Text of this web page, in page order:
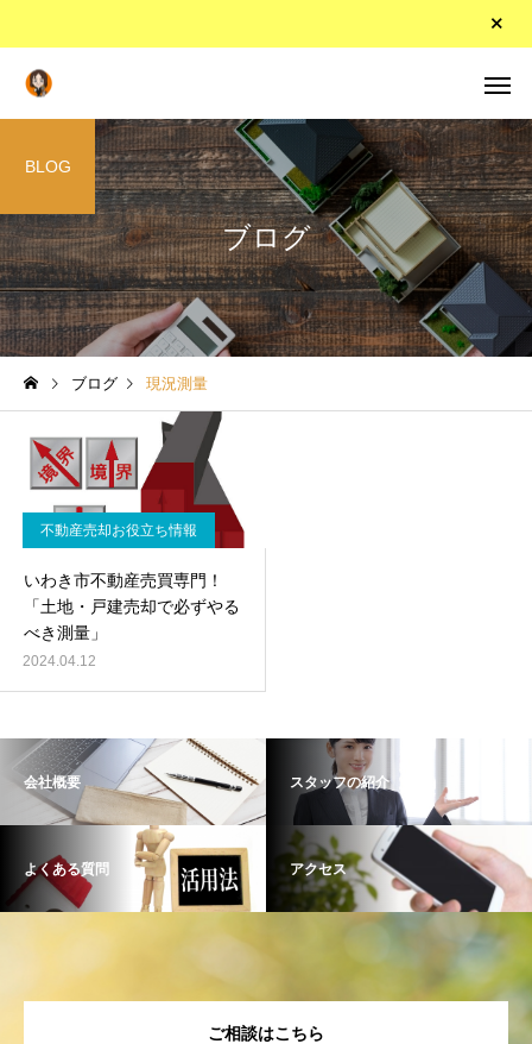
ブログ
BLOG
ブログ 現況測量
不動産売却お役立ち情報
いわき市不動産売買専門！
「土地・戸建売却で必ずやる
べき測量」
2024.04.12
会社概要 スタッフの紹介
よくある質問 アクセス
ご相談はこちら